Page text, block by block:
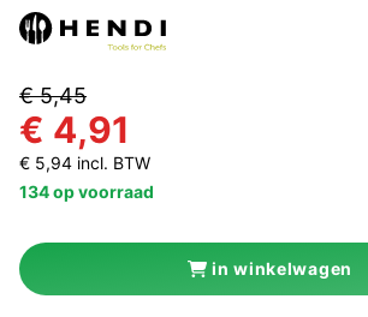
€ 5,45
€ 4,91
€ 5,94 incl. BTW
134 op voorraad
in winkelwagen